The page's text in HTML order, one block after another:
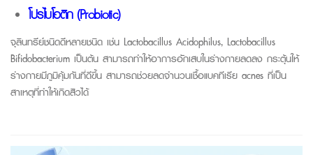
โปรไบโอติก (Probiotic)
จุลินทรีย์ชนิดดีหลายชนิด เช่น Lactobacillus Acidophilus, Lactobacillus
Bifidobacterium เป็นต้น สามารถทำให้อาการอักเสบในร่างกายลดลง กระตุ้นให้
ร่างกายมีภูมิคุ้มกันที่ดีขึ้น สามารถช่วยลดจำนวนเชื้อแบคทีเรีย acnes ที่เป็น
สาเหตุที่ทำให้เกิดสิวได้